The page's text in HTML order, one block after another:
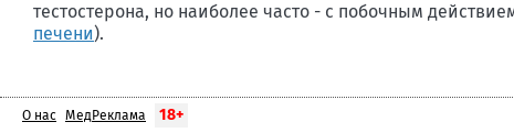
тестостерона, но наиболее часто - с побочным
печени ).
О нас МедРеклама 18+